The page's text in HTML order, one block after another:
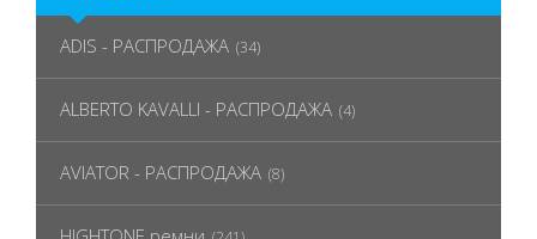
ADIS - РАСПРОДАЖА (34)
ALBERTO KAVALLI - РАСПРОДАЖА (4)
AVIATOR - РАСПРОДАЖА (8)